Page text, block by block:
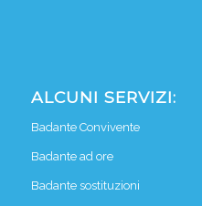
ALCUNI SERVIZI:
Badante Convivente
Badante ad ore
Badante sostituzioni